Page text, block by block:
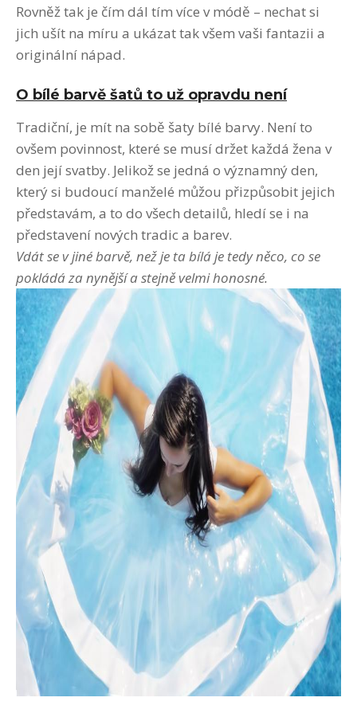
Rovněž tak je čím dál tím více v módě – nechat si
jich ušít na míru a ukázat tak všem vaši fantazii a
originální nápad.
O bílé barvě šatů to už opravdu není
Tradiční, je mít na sobě šaty bílé barvy. Není to
ovšem povinnost, které se musí držet každá žena v
den její svatby. Jelikož se jedná o významný den,
který si budoucí manželé můžou přizpůsobit jejich
představám, a to do všech detailů, hledí se i na
představení nových tradic a barev.
Vdát se v jiné barvě, než je ta bílá je tedy něco, co se
pokládá za nynější a stejně velmi honosné.